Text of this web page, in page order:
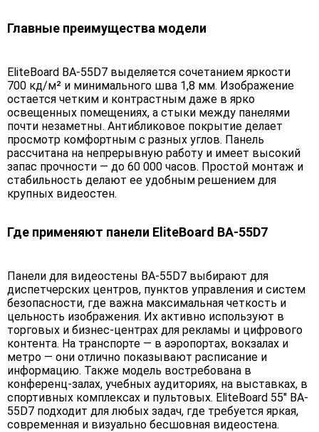
Главные преимущества модели
EliteBoard BA-55D7 выделяется сочетанием яркости
700 кд/м² и минимального шва 1,8 мм. Изображение
остается четким и контрастным даже в ярко
освещенных помещениях, а стыки между панелями
почти незаметны. Антибликовое покрытие делает
просмотр комфортным с разных углов. Панель
рассчитана на непрерывную работу и имеет высокий
запас прочности — до 60 000 часов. Простой монтаж и
стабильность делают ее удобным решением для
крупных видеостен.
Где применяют панели EliteBoard BA-55D7
Панели для видеостены BA-55D7 выбирают для
диспетчерских центров, пунктов управления и систем
безопасности, где важна максимальная четкость и
цельность изображения. Их активно используют в
торговых и бизнес-центрах для рекламы и цифрового
контента. На транспорте — в аэропортах, вокзалах и
метро — они отлично показывают расписание и
информацию. Также модель востребована в
конференц-залах, учебных аудиториях, на выставках, в
спортивных комплексах и пультовых. EliteBoard 55" BA-
55D7 подходит для любых задач, где требуется яркая,
современная и визуально бесшовная видеостена.